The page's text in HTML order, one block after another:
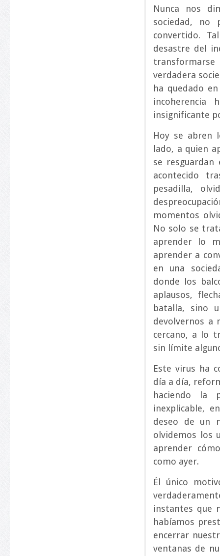
Nunca nos
sociedad, no
convertido.
desastre del
verdadera
ha quedado
incoherencia
insignificante
Hoy se abren
lado, a quien
se
acontecido
pesadilla,
momentos
No solo se
aprender lo
aprender a
en una
donde los
aplausos,
batalla, sino
devolvernos a
cercano, a lo
sin límite
Este virus ha
día a día,
haciendo la
inexplicable,
deseo de un
olvidemos los
aprender
como ayer.
Él único
instantes que
habíamos
encerrar
ventanas de